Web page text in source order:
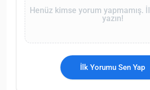
Henüz kimse yorum yapmamış.
yazın!
İlk Yorumu Sen Yap